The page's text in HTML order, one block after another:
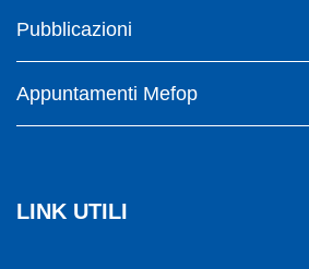
Pubblicazioni
Appuntamenti Mefop
LINK UTILI